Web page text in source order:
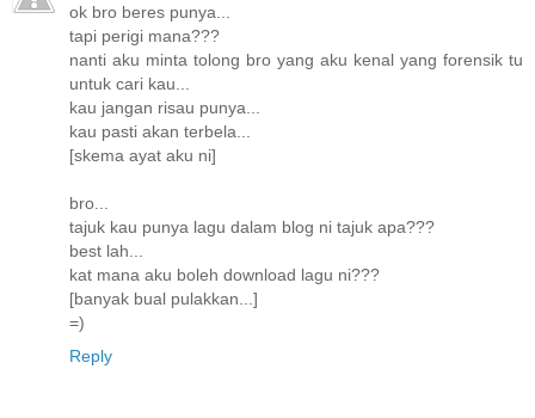
ok bro beres punya...
tapi perigi mana???
nanti aku minta tolong bro yang aku kenal yang forensik tu
untuk cari kau...
kau jangan risau punya...
kau pasti akan terbela...
[skema ayat aku ni]
bro...
tajuk kau punya lagu dalam blog ni tajuk apa???
best lah...
kat mana aku boleh download lagu ni???
[banyak bual pulakkan...]
=)
Reply